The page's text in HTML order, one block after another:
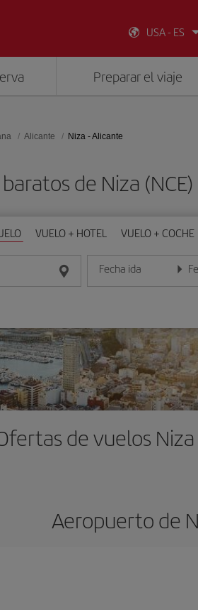
USA - ES
Preparar el viaje
Alicante Niza - Alicante
de Niza
VUELO + HOTEL VUELO + COCHE
Fecha ida
Introduce la fecha en
de vuelos
Aeropuerto de